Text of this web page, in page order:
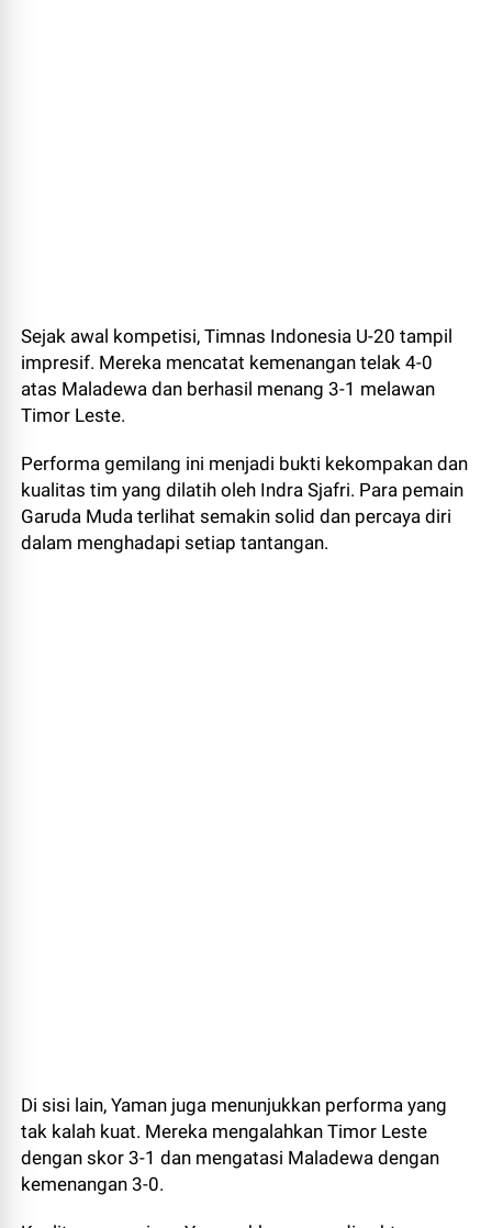
Sejak awal kompetisi, Timnas Indonesia U-20 tampil
impresif. Mereka mencatat kemenangan telak 4-0
atas Maladewa dan berhasil menang 3-1 melawan
Timor Leste.
Performa gemilang ini menjadi bukti kekompakan dan
kualitas tim yang dilatih oleh Indra Sjafri. Para pemain
Garuda Muda terlihat semakin solid dan percaya diri
dalam menghadapi setiap tantangan.
Di sisi lain, Yaman juga menunjukkan performa yang
tak kalah kuat. Mereka mengalahkan Timor Leste
dengan skor 3-1 dan mengatasi Maladewa dengan
kemenangan 3-0.